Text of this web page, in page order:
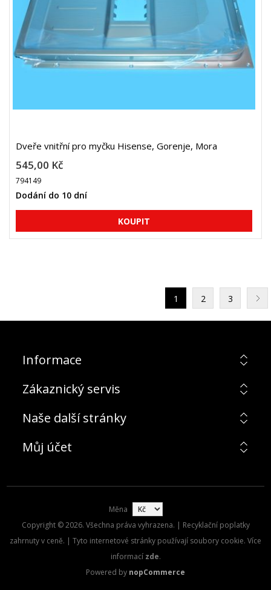
Dveře vnitřní pro myčku Hisense, Gorenje, Mora
545,00 Kč
794149
Dodání do 10 dní
1 2 3
Informace
Zákaznický servis
Naše další stránky
Můj účet
Měna
Copyright © 2026. Všechna práva vyhrazena. | Recyklační poplatky
zahrnuty v ceně. | Tyto internetové stránky používají soubory cookie. Více
informací zde.
Powered by nopCommerce